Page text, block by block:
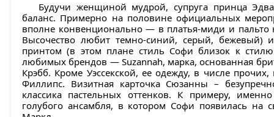
Будучи женщиной мудрой, супруга принца
баланс. Примерно на половине официальных
вполне конвенционально — в платья-миди и пальто
Высочество любит темно-синий, серый,
принтом (в этом плане стиль Софи близок к
любимых брендов — Suzannah, марка, основанная
Крэбб. Кроме Уэссекской, ее одежду, в числе
Филлипс. Визитная карточка Сюзанны –
классика пастельных оттенков. К примеру,
голубого ансамбля, в котором Софи появилась на